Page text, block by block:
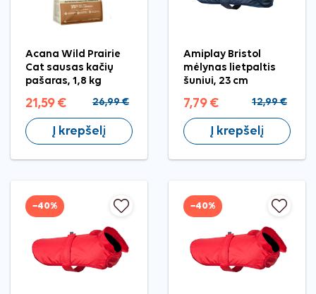
Acana Wild Prairie
Cat sausas kačių
pašaras, 1,8 kg
21,59 € 26,99 €
Į krepšelį
Amiplay Bristol
mėlynas lietpaltis
šuniui, 23 cm
7,79 € 12,99 €
Į krepšelį
−40% −40%